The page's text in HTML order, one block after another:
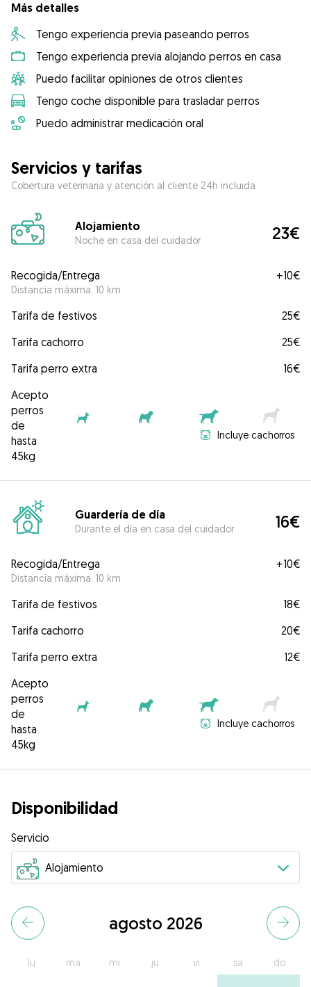
Más detalles
Tengo experiencia previa paseando perros
Tengo experiencia previa alojando perros en casa
Puedo facilitar opiniones de otros clientes
Tengo coche disponible para trasladar perros
Puedo administrar medicación oral
Servicios y tarifas
Cobertura veterinaria y atención al cliente 24h incluida
Alojamiento
Noche en casa del cuidador 23€
Recogida/Entrega
Distancia máxima: 10 km
+10€
Tarifa de festivos
25€
Tarifa cachorro
25€
Tarifa perro extra
16€
Acepto
perros
de
hasta
45kg
Incluye cachorros
Guardería de día
Durante el día en casa del cuidador 16€
Recogida/Entrega
Distancia máxima: 10 km
+10€
Tarifa de festivos
18€
Tarifa cachorro
20€
Tarifa perro extra
12€
Acepto
perros
de
hasta
45kg
Incluye cachorros
Disponibilidad
Servicio
agosto 2026
lu ma mi ju vi sa do